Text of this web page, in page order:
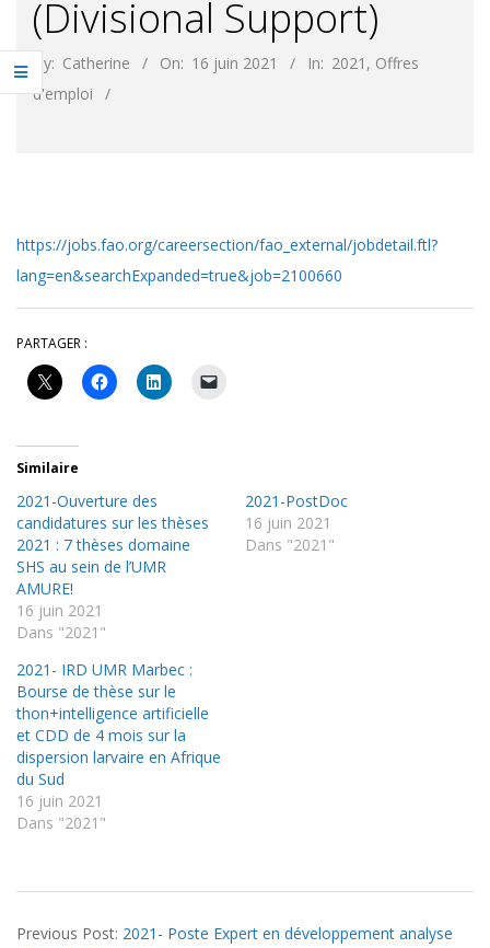
(Divisional Support)
By: Catherine On: 16 juin 2021 In: 2021 , Offres
d'emploi
https://jobs.fao.org/careersection/fao_external/jobdetail.ftl?
lang=en&searchExpanded=true&job=2100660
PARTAGER :
Similaire
2021-Ouverture des
candidatures sur les thèses
2021 : 7 thèses domaine
SHS au sein de l’UMR
AMURE!
16 juin 2021
Dans "2021"
2021-PostDoc
16 juin 2021
Dans "2021"
2021- IRD UMR Marbec :
Bourse de thèse sur le
thon+intelligence artificielle
et CDD de 4 mois sur la
dispersion larvaire en Afrique
du Sud
16 juin 2021
Dans "2021"
06-
Previous Post: 2021- Poste Expert en développement analyse